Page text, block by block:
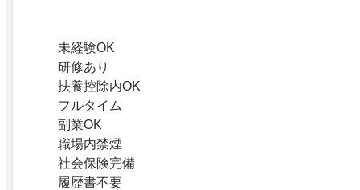
未経験OK
研修あり
扶養控除内OK
フルタイム
副業OK
職場内禁煙
社会保険完備
履歴書不要